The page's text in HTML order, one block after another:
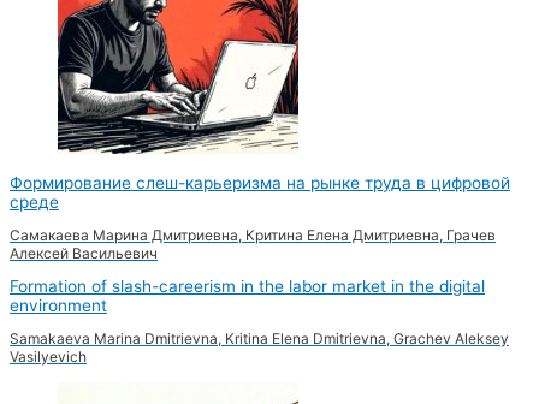
Формирование слеш-карьеризма на рынке труда в цифровой
среде
Самакаева Марина Дмитриевна, Критина Елена Дмитриевна, Грачев
Алексей Васильевич
Formation of slash-careerism in the labor market in the digital
environment
Samakaeva Marina Dmitrievna, Kritina Elena Dmitrievna, Grachev Aleksey
Vasilyevich